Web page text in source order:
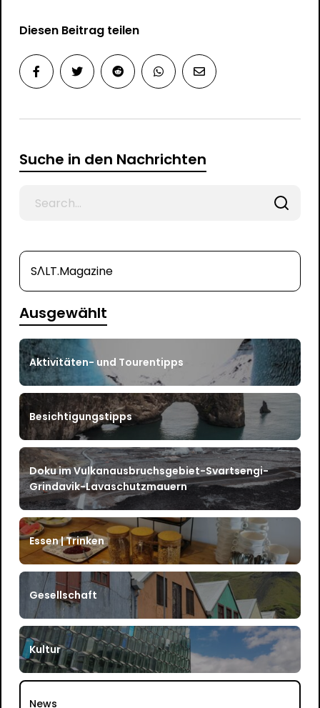
Diesen Beitrag teilen
Suche in den Nachrichten
SΛLT.Magazine
Ausgewählt
Aktivitäten- und Tourentipps
Besichtigungstipps
Doku im Vulkanausbruchsgebiet-Svartsengi-
Grindavik-Lavaschutzmauern
Essen | Trinken
Gesellschaft
Kultur
News